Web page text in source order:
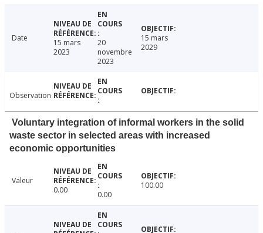
Date
15 mars
2023
20
novembre
2023
15 mars
2029
Observation
Voluntary integration of informal workers in the solid
waste sector in selected areas with increased
economic opportunities
Valeur
0.00
0.00
100.00